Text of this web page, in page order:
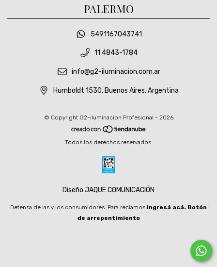
PALERMO
5491167043741
11 4843-1784
info@g2-iluminacion.com.ar
Humboldt 1530, Buenos Aires, Argentina
© Copyright G2-iluminacion Profesional - 2026
Todos los derechos reservados.
Diseño JAQUE COMUNICACIÓN
Defensa de las y los consumidores. Para reclamos ingresá acá. Botón
de arrepentimiento